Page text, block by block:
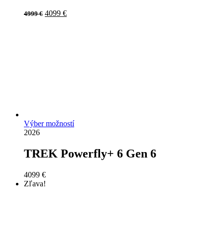
4999€ Original
4099 €Current
Výber možností
2026
TREK Powerfly+ 6 Gen 6
4099 €
Zľava!